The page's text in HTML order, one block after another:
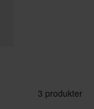
3 produkter